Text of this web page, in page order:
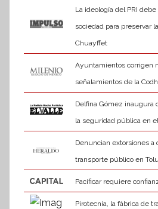
La ideología del PRI
sociedad para preservar
Chuayffet
Ayuntamientos corrigen
señalamientos de la
Delfina Gómez inaugura
la seguridad pública en
Denuncian extorsiones a
transporte público en
Pacificar requiere
Pirotecnia, la fábrica de